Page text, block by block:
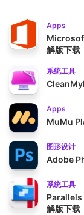
Apps
解版下载
系统工具
Apps
MuMu
图形设计
Adobe
系统工具
解版下载